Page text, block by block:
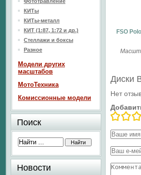
FSO
Диски
Нет
КИТы
КИТы-металл
КИТ (1:87, 1:72 и др.)
Стеллажи и боксы
Разное
Модели других
масштабов
МотоТехника
Комиссионные модели
Поиск
Новости